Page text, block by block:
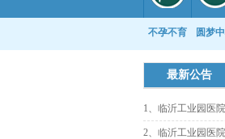
不孕不育 圆梦
康复科
最新公告
1、临沂工业园医
2、临沂工业园医